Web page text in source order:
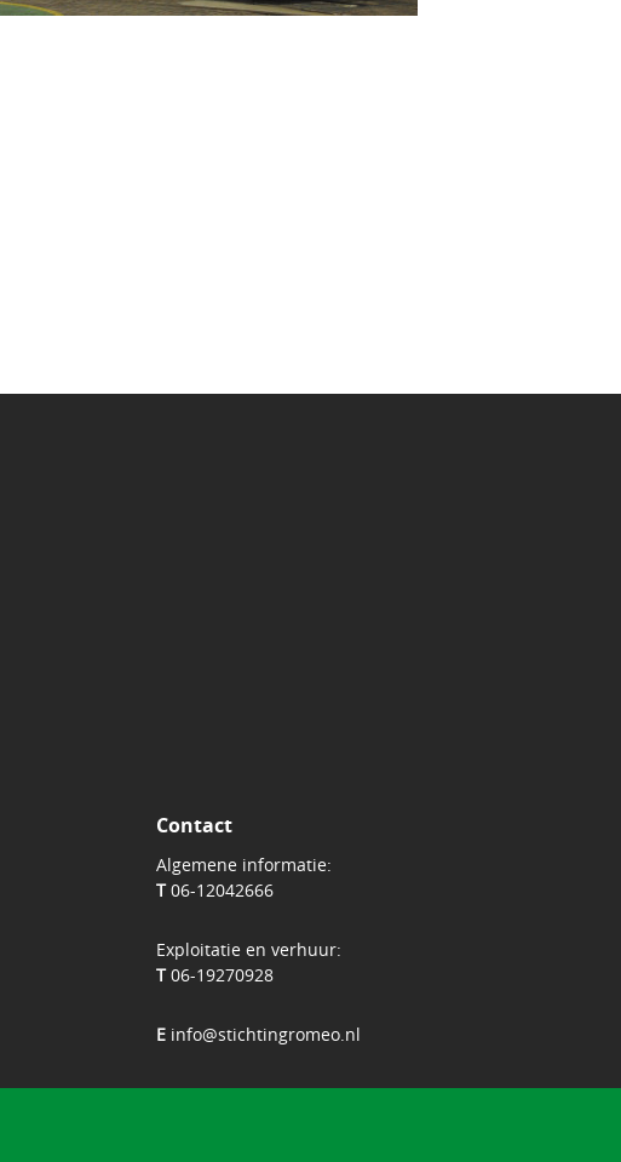
Contact
Algemene informatie:
T06-12042666
Exploitatie en verhuur:
T06-19270928
E info@stichtingromeo.nl